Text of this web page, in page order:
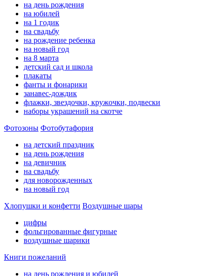
на день рождения
на юбилей
на 1 годик
на свадьбу
на рождение ребенка
на новый год
на 8 марта
детский сад и школа
плакаты
фанты и фонарики
занавес-дождик
флажки, звездочки, кружочки, подвески
наборы украшений на скотче
Фотозоны Фотобутафория
на детский праздник
на день рождения
на девичник
на свадьбу
для новорожденных
на новый год
Хлопушки и конфетти Воздушные шары
цифры
фольгированные фигурные
воздушные шарики
Книги пожеланий
на день рождения и юбилей